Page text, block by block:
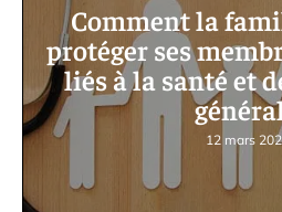
Comment la
protéger ses
liés à la santé et
12 mars